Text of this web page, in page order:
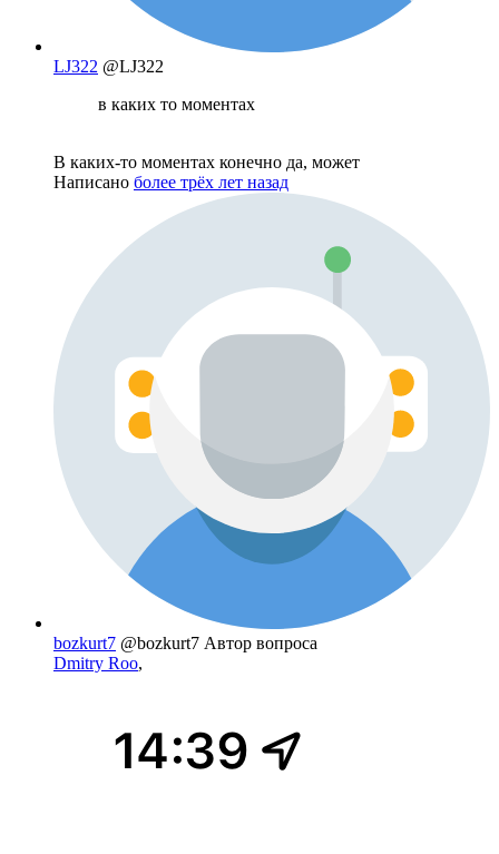
LJ322 @LJ322
в каких то моментах
В каких-то моментах конечно да, может
Написано более трёх лет назад
bozkurt7 @bozkurt7 Автор вопроса
Dmitry Roo,